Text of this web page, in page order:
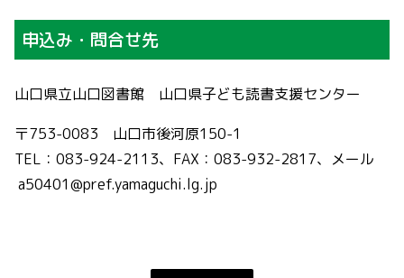
申込み・問合せ先
山口県立山口図書館 山口県子ども読書支援センター
〒753-0083 山口市後河原150-1
TEL：083-924-2113、FAX：083-932-2817、メール
a50401@pref.yamaguchi.lg.jp